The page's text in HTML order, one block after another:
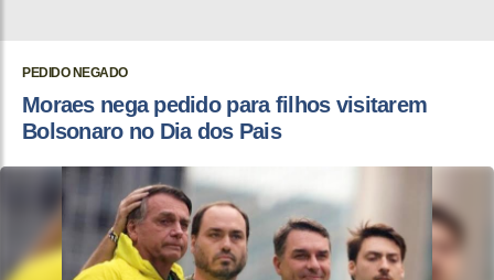
PEDIDO NEGADO
Moraes nega pedido para filhos visitarem
Bolsonaro no Dia dos Pais